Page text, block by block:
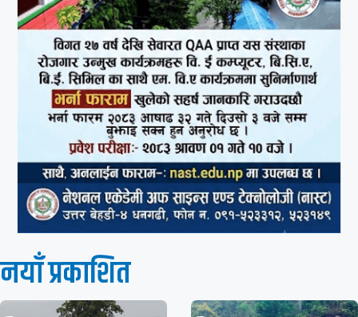
नयाँ प्रकाशित